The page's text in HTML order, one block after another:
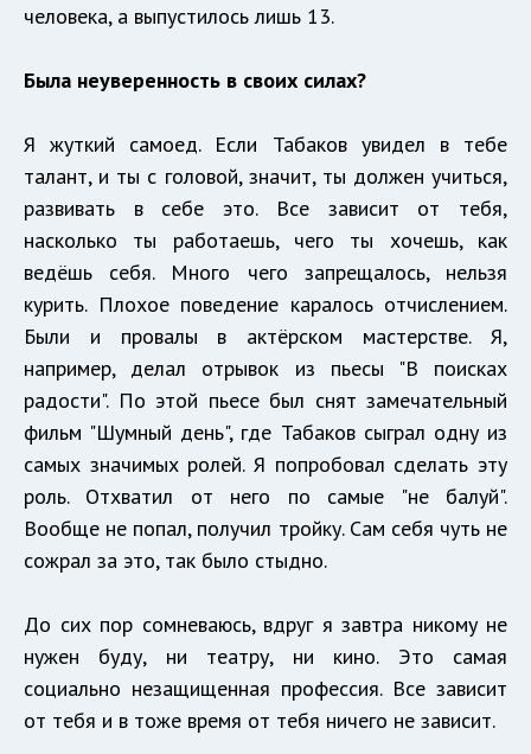
человека, а выпустилось лишь 13.
Была неуверенность в своих силах?
Я жуткий самоед. Если Табаков увидел в тебе
талант, и ты с головой, значит, ты должен учиться,
развивать в себе это. Все зависит от тебя,
насколько ты работаешь, чего ты хочешь, как
ведёшь себя. Много чего запрещалось, нельзя
курить. Плохое поведение каралось отчислением.
Были и провалы в актёрском мастерстве. Я,
например, делал отрывок из пьесы "В поисках
радости". По этой пьесе был снят замечательный
фильм "Шумный день", где Табаков сыграл одну из
самых значимых ролей. Я попробовал сделать эту
роль. Отхватил от него по самые "не балуй".
Вообще не попал, получил тройку. Сам себя чуть не
сожрал за это, так было стыдно.
До сих пор сомневаюсь, вдруг я завтра никому не
нужен буду, ни театру, ни кино. Это самая
социально незащищенная профессия. Все зависит
от тебя и в тоже время от тебя ничего не зависит.